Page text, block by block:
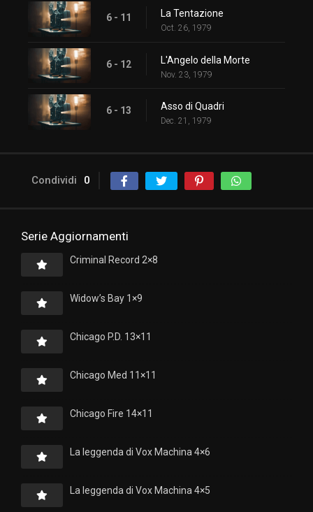
6 - 11 La Tentazione
Oct. 26, 1979
6 - 12 L'Angelo della Morte
Nov. 23, 1979
6 - 13 Asso di Quadri
Dec. 21, 1979
Condividi 0
Serie Aggiornamenti
Criminal Record 2×8
Widow’s Bay 1×9
Chicago P.D. 13×11
Chicago Med 11×11
Chicago Fire 14×11
La leggenda di Vox Machina 4×6
La leggenda di Vox Machina 4×5